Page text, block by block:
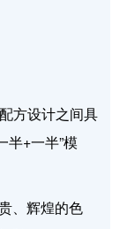
方设计之间具
半+一半”模
、辉煌的色